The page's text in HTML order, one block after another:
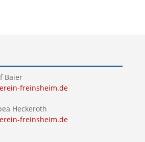
Baier
freinsheim.de
Heckeroth
freinsheim.de